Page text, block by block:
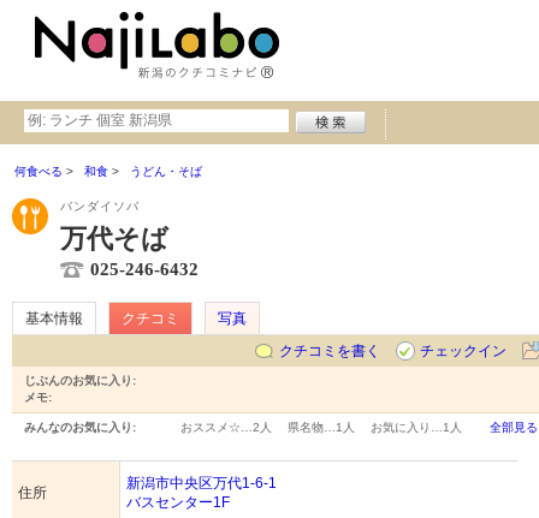
何食べる 和食 うどん・そば
バンダイソバ
万代そば
025-246-6432
基本情報 クチコミ
写真
クチコミを書く
チェックイン
じぶんのお気に入り:
メモ:
みんなのお気に入り: おススメ☆… 2人 県名物… 1人 お気に入り… 1人 全部見る
住所
新潟市中央区万代1-6-1
バスセンター1F